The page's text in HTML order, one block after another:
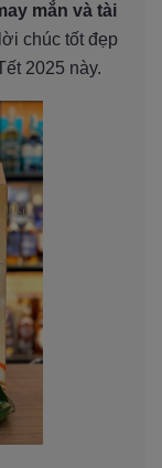
mắn và tài
chúc tốt đẹp
2025 này.